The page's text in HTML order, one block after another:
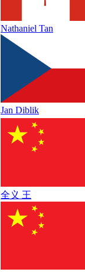
Nathaniel Tan
Jan Diblik
全义 王